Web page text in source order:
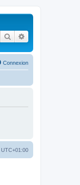
Rechercher
Connexion
UTC+01:00